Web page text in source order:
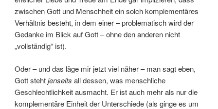
zwischen Gott und Menschheit ein solch komplementäres
Verhältnis besteht, in dem einer – problematisch wird der
Gedanke im Blick auf Gott – ohne den anderen nicht
„vollständig“ ist).
Oder – und das läge mir jetzt viel näher – man sagt eben,
Gott stehtjenseits all dessen, was menschliche
Geschlechtlichkeit ausmacht. Er ist auch mehr als nur die
komplementäre Einheit der Unterschiede (als ginge es um